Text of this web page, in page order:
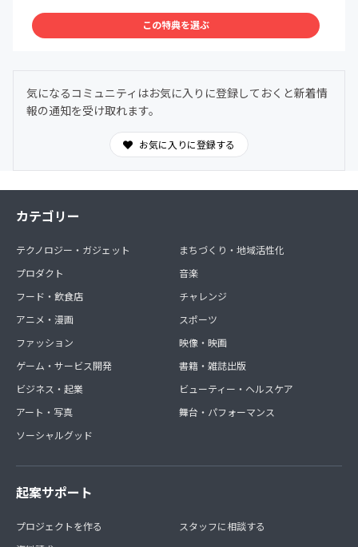
この特典を選ぶ
気になるコミュニティはお気に入りに登録しておくと新着情
報の通知を受け取れます。
お気に入りに登録する
カテゴリー
テクノロジー・ガジェット
プロダクト
フード・飲食店
アニメ・漫画
ファッション
ゲーム・サービス開発
ビジネス・起業
アート・写真
ソーシャルグッド
まちづくり・地域活性化
音楽
チャレンジ
スポーツ
映像・映画
書籍・雑誌出版
ビューティー・ヘルスケア
舞台・パフォーマンス
起案サポート
プロジェクトを作る
スタッフに相談する